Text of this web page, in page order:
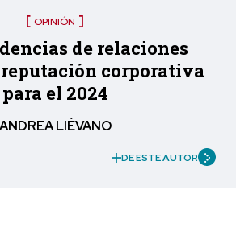
OPINIÓN
de relaciones
corporativa
para el 2024
ANDREA LIÉVANO
DE ESTE AUTOR